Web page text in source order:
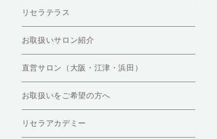
リセラテラス
お取扱いサロン紹介
直営サロン（大阪・江津・浜田）
お取扱いをご希望の方へ
リセラアカデミー